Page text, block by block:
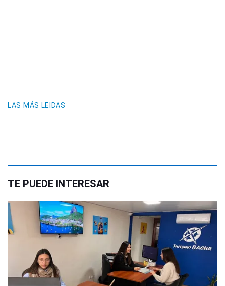
LAS MÁS LEIDAS
TE PUEDE INTERESAR